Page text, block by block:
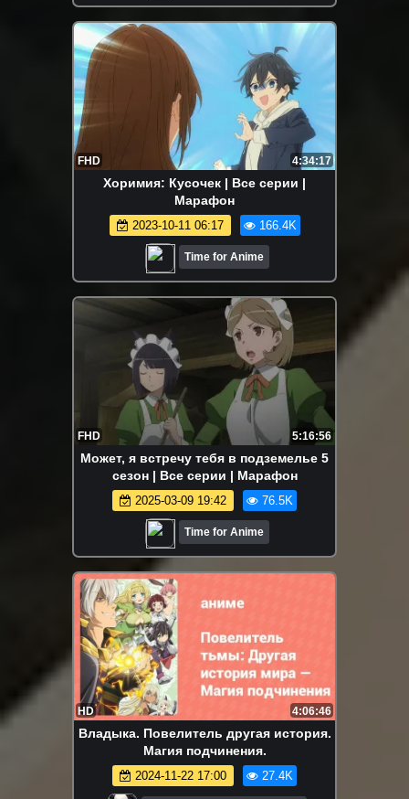
FHD 4:34:17
Хоримия: Кусочек | Все серии |
Марафон
2023-10-11 06:17 166.4K
Time for Anime
FHD 5:16:56
Может, я встречу тебя в подземелье 5
сезон | Все серии | Марафон
2025-03-09 19:42 76.5K
Time for Anime
HD 4:06:46
Владыка. Повелитель другая история.
Магия подчинения.
2024-11-22 17:00 27.4K